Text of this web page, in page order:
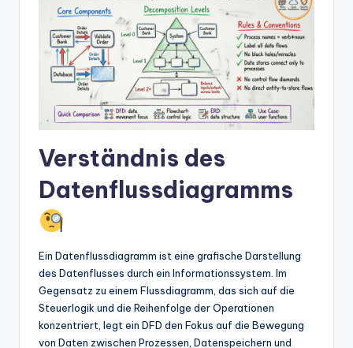
In
tr
U
Verständnis des
Datenflussdiagramms
Ein Datenflussdiagramm ist eine grafische Darstellung
des Datenflusses durch ein Informationssystem. Im
Gegensatz zu einem Flussdiagramm, das sich auf die
Steuerlogik und die Reihenfolge der Operationen
konzentriert, legt ein DFD den Fokus auf die Bewegung
von Daten zwischen Prozessen, Datenspeichern und